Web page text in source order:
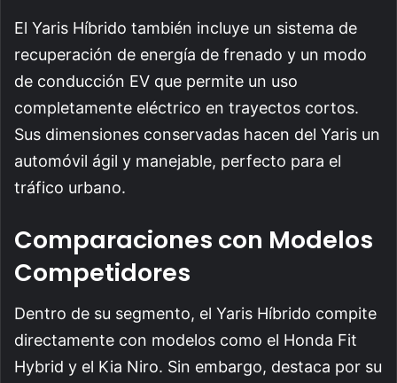
El Yaris Híbrido también incluye un sistema de
recuperación de energía de frenado y un modo
de conducción EV que permite un uso
completamente eléctrico en trayectos cortos.
Sus dimensiones conservadas hacen del Yaris un
automóvil ágil y manejable, perfecto para el
tráfico urbano.
Comparaciones con Modelos
Competidores
Dentro de su segmento, el Yaris Híbrido compite
directamente con modelos como el Honda Fit
Hybrid y el Kia Niro. Sin embargo, destaca por su